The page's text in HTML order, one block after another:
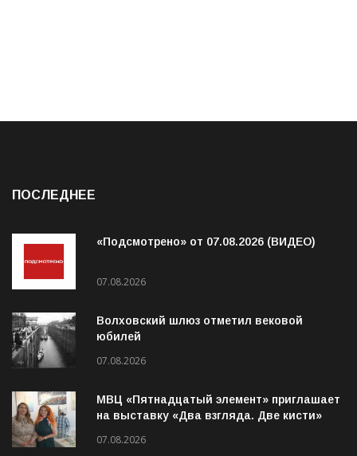
ПОСЛЕДНЕЕ
«Подсмотрено» от 07.08.2026 (ВИДЕО)
07.08.2026
Волховский шлюз отметил вековой
юбилей
07.08.2026
МВЦ «Пятнадцатый элемент» приглашает
на выставку «Два взгляда. Две кисти»
07.08.2026